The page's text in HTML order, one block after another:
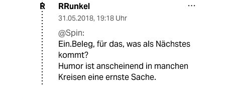
R RRunkel
31.05.2018, 19:18 Uhr
@Spin:
Ein.Beleg, für das, was als Nächstes
kommt?
Humor ist anscheinend in manchen
Kreisen eine ernste Sache.